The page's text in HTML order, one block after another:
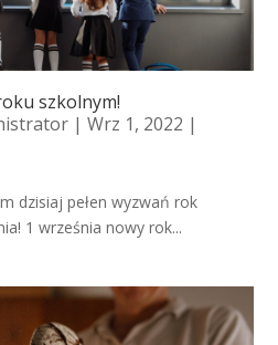
szkolnym!
| Wrz 1, 2022 |
dzisiaj pełen wyzwań rok
1 września nowy rok...